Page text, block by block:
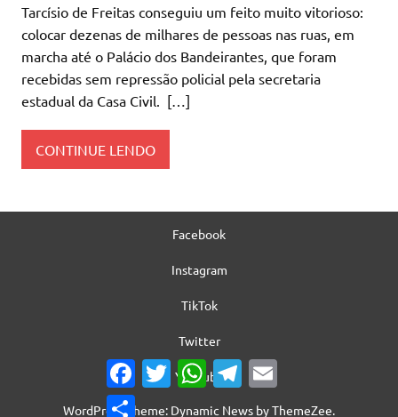
Tarcísio de Freitas conseguiu um feito muito vitorioso:
colocar dezenas de milhares de pessoas nas ruas, em
marcha até o Palácio dos Bandeirantes, que foram
recebidas sem repressão policial pela secretaria
estadual da Casa Civil. […]
CONTINUE LENDO
Facebook
Instagram
TikTok
Twitter
YouTube
WordPress Theme: Dynamic News by ThemeZee.
FacebookTwitterWhatsAppTelegram
Share